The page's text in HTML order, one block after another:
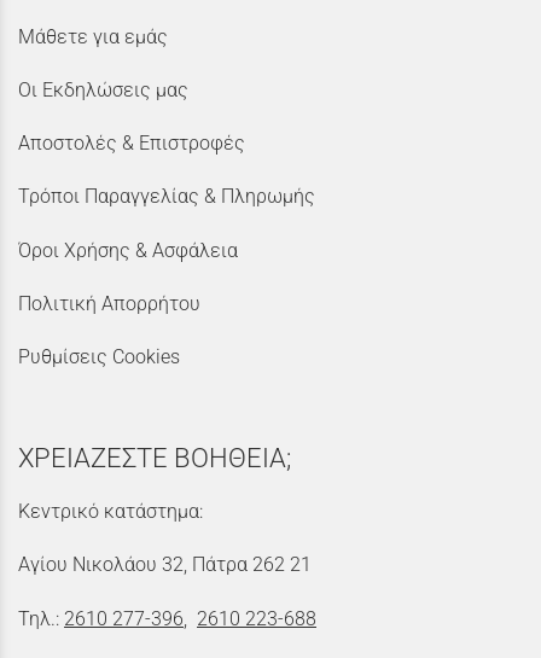
Μάθετε για εμάς
Οι Εκδηλώσεις μας
Αποστολές & Επιστροφές
Τρόποι Παραγγελίας & Πληρωμής
Όροι Χρήσης & Ασφάλεια
Πολιτική Απορρήτου
Ρυθμίσεις Cookies
ΧΡΕΙΑΖΕΣΤΕ ΒΟΗΘΕΙΑ;
Κεντρικό κατάστημα:
Αγίου Νικολάου 32, Πάτρα 262 21
Τηλ.: 2610 277-396 2610 223-688